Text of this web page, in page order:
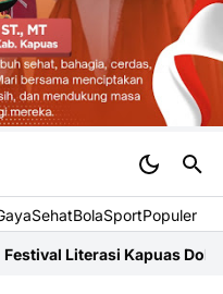
SehatBolaSportPopuler
Dokumentasikan Narasi